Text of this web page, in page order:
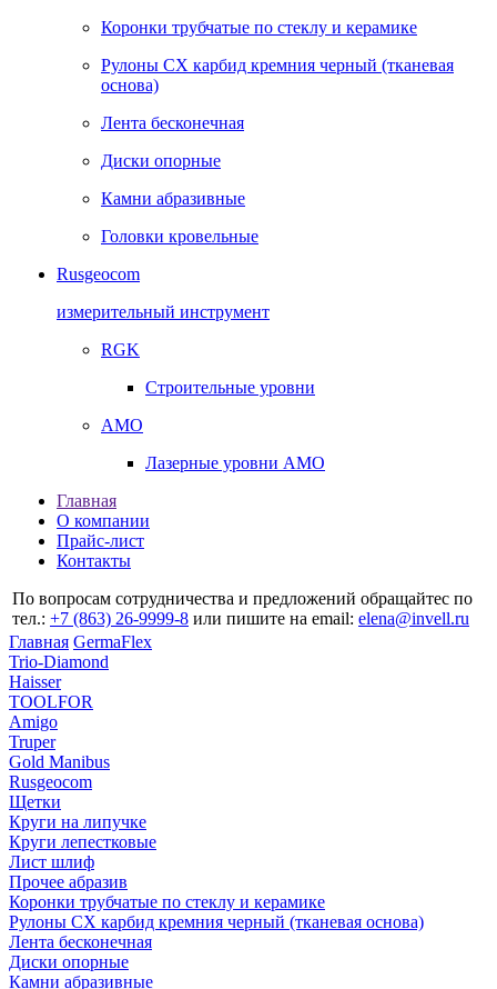
Коронки трубчатые по стеклу и керамике
Рулоны CX карбид кремния черный (тканевая
основа)
Лента бесконечная
Диски опорные
Камни абразивные
Головки кровельные
Rusgeocom
измерительный инструмент
RGK
Строительные уровни
AMO
Лазерные уровни AMO
Главная
О компании
Прайс-лист
Контакты
По вопросам сотрудничества и предложений обращайтес по
тел.: +7 (863) 26‐9999‐8 или пишите на email: elena@invell.ru
Главная GermaFlex
Trio-Diamond
Haisser
TOOLFOR
Amigo
Truper
Gold Manibus
Rusgeocom
Щетки
Круги на липучке
Круги лепестковые
Лист шлиф
Прочее абразив
Коронки трубчатые по стеклу и керамике
Рулоны CX карбид кремния черный (тканевая основа)
Лента бесконечная
Диски опорные
Камни абразивные